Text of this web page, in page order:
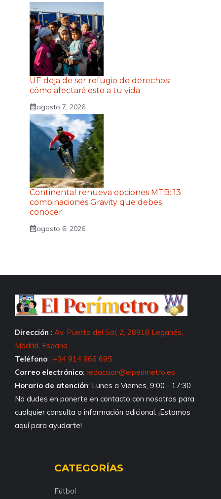
UE deja de ser refugio de derechos:
cómo afectará esto a tu vida
agosto 7, 2026
Continental renueva opciones MTB: 13
combinaciones Gravity que debes
conocer
agosto 6, 2026
Dirección : Av. Puerta del Sol, 2, 28918 Leganés,
Madrid, España
Teléfono : +34 914 966 695
Correo electrónico: redaccion@elperimetro.es
Horario de atención: Lunes a Viernes, 9:00 - 17:30
No dudes en ponerte en contacto con nosotros para
cualquier consulta o información adicional. ¡Estamos
aquí para ayudarte!
CATEGORÍAS
Fútbol